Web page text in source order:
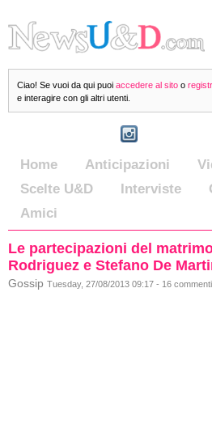
Ciao! Se vuoi da qui puoi accedere al sito o
e interagire con gli altri utenti.
Home Anticipazioni
Scelte U&D
Interviste
Amici
Le partecipazioni del
Rodriguez e Stefano De
Gossip Tuesday, 27/08/2013 09:17 - 16 commenti